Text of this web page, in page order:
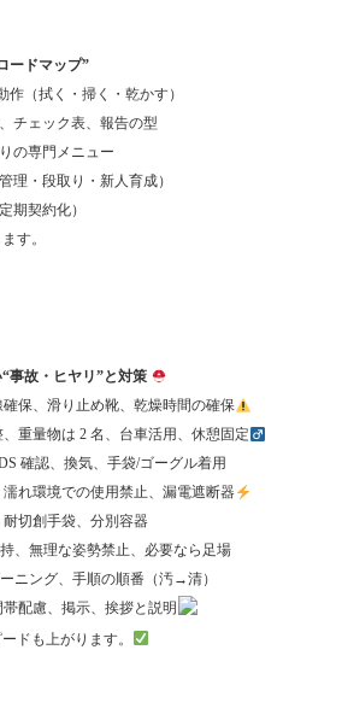
ードマップ”
作（拭く・掃く・乾かす）
チェック表、報告の型
の専門メニュー
理・段取り・新人育成）
期契約化）
す。
事故・ヒヤリ”と対策
保、滑り止め靴、乾燥時間の確保
重量物は 2 名、台車活用、休憩固定‍
確認、換気、手袋/ゴーグル着用
れ環境での使用禁止、漏電遮断器
切創手袋、分別容器
、無理な姿勢禁止、必要なら足場
ニング、手順の順番（汚→清）
配慮、掲示、挨拶と説明
ドも上がります。